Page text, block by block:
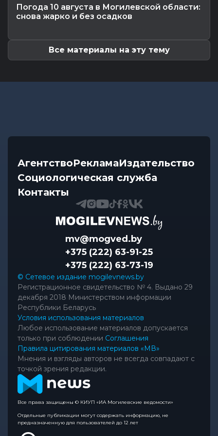
Калейдоскоп -08.08.2026 06:30
Что приготовили звезды на 9 августа:
Погода 10 августа в Могилевской области:
снова жарко и без осадков
Все материалы на эту тему
АгентствоРекламаИздательство
Социологическая служба
Контакты
mv@mogved.by
+375 (222) 63-91-25
+375 (222) 63-73-19
© Сетевое издание mogilevnews.by
Регистрационное свидетельство № 4. Выдано 29
декабря 2018 Министерством информации
Республики Беларусь
Условия использования материалов
Любое использование материалов допускается
только при соблюдении Соглашения
Правила цитирования материалов «МВ»
Мнения и взгляды авторов не всегда совпадают с
точкой зрения редакции.
Все права защищены © КИУП «ИА Могилевские ведомости»
Отдельные публикации могут содержать информацию, не
предназначенную для пользователей до 12 лет